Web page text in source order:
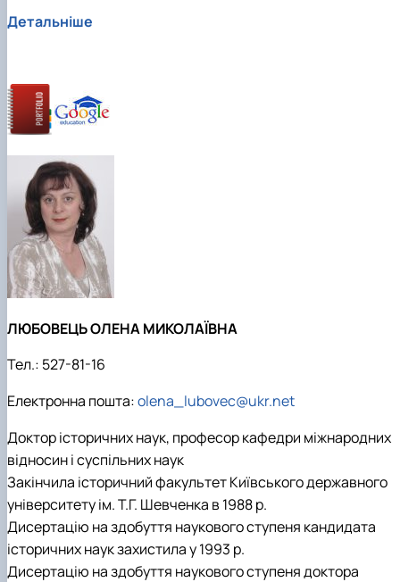
Детальніше
ЛЮБОВЕЦЬ ОЛЕНА МИКОЛАЇВНА
Тел.: 527-81-16
Електронна пошта:olena_lubovec@ukr.net
Доктор історичних наук, професор кафедри міжнародних
відносин і суспільних наук
Закінчила історичний факультет Київського державного
університету ім. Т.Г. Шевченка в 1988 р.
Дисертацію на здобуття наукового ступеня кандидата
історичних наук захистила у 1993 р.
Дисертацію на здобуття наукового ступеня доктора